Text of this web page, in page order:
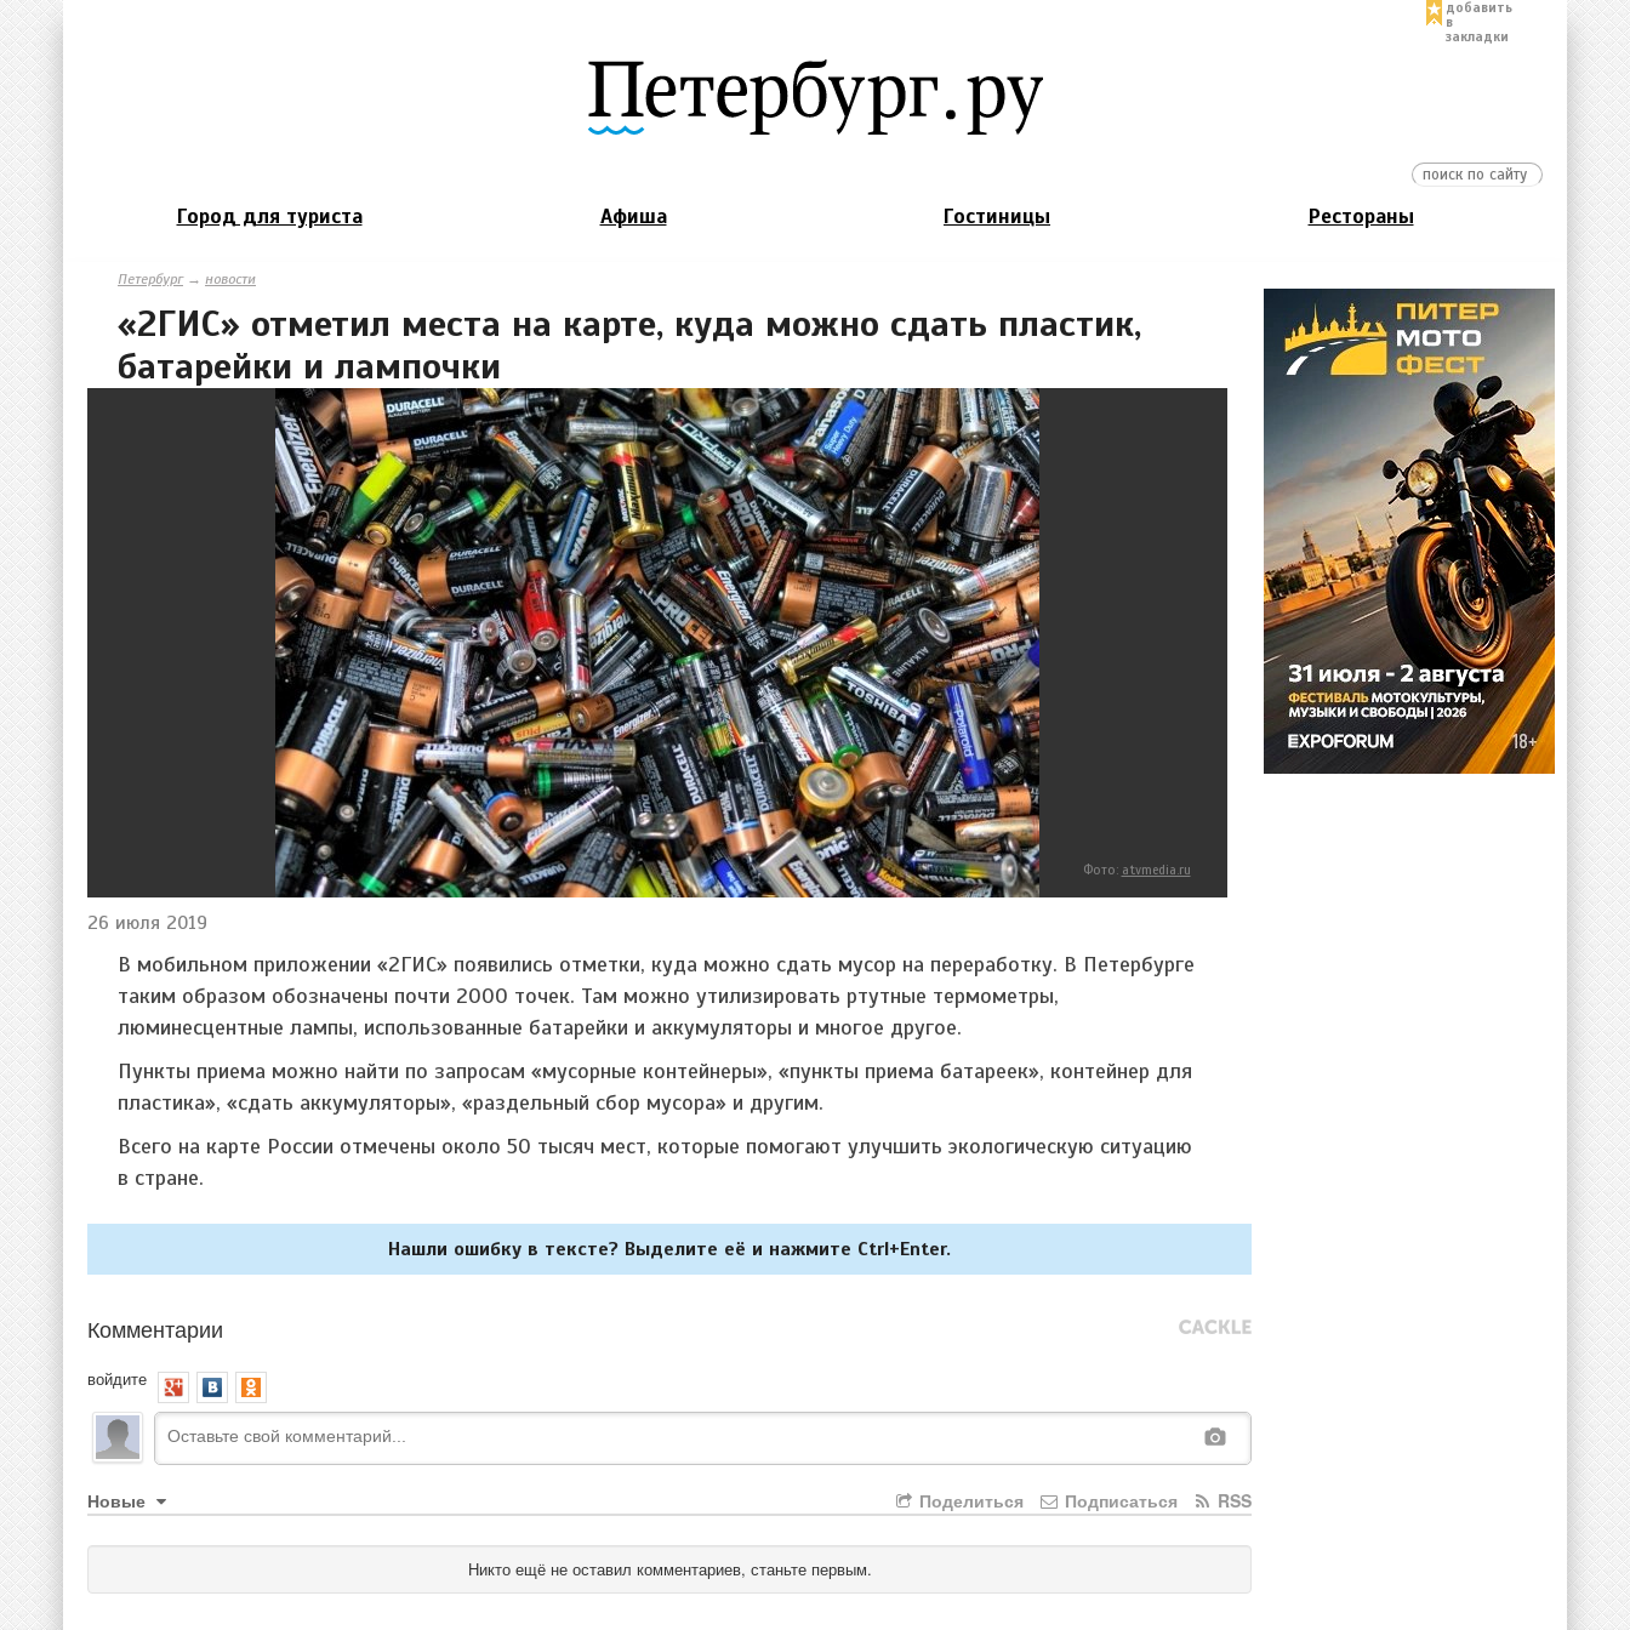
добавить
в
закладки
Город для туриста Афиша Гостиницы Рестораны
Петербург→ новости
«2ГИС» отметил места на карте, куда можно сдать пластик,
батарейки и лампочки
Фото: atvmedia.ru
26 июля 2019
В мобильном приложении «2ГИС» появились отметки, куда можно сдать мусор на переработку. В Петербурге
таким образом обозначены почти 2000 точек. Там можно утилизировать ртутные термометры,
люминесцентные лампы, использованные батарейки и аккумуляторы и многое другое.
Пункты приема можно найти по запросам «мусорные контейнеры», «пункты приема батареек», контейнер для
пластика», «сдать аккумуляторы», «раздельный сбор мусора» и другим.
Всего на карте России отмечены около 50 тысяч мест, которые помогают улучшить экологическую ситуацию
в стране.
Нашли ошибку в тексте? Выделите её и нажмите Ctrl+Enter.
Комментарии
войдите
Новые RSS
Подписаться
Поделиться
Никто ещё не оставил комментариев, станьте первым.